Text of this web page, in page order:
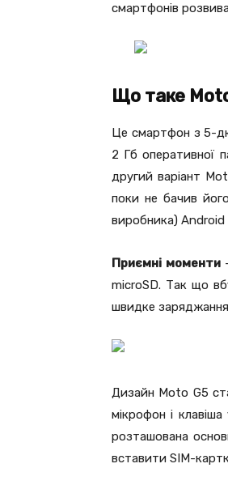
смартфонів
Що таке
Це смартфон з 5-
2 Гб оперативної
другий варіант
поки не бачив
виробника) Android
Приємні моменти
microSD. Так що
швидке
Дизайн Moto G5
мікрофон і
розташована
вставити SIM-